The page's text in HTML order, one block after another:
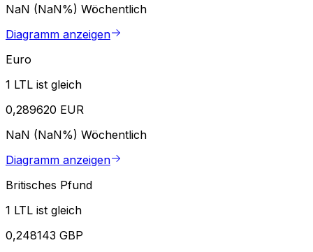
NaN (NaN%) Wöchentlich
Diagramm anzeigen
Euro
1 LTL ist gleich
0,289620 EUR
NaN (NaN%) Wöchentlich
Diagramm anzeigen
Britisches Pfund
1 LTL ist gleich
0,248143 GBP